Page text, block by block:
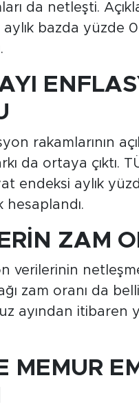
da netleşti.
bazda yüzde
rakamlarının
da ortaya çıktı.
endeksi aylık
hesaplandı.
ZAM
verilerinin
zam oranı da
ayından itibaren
MEMUR